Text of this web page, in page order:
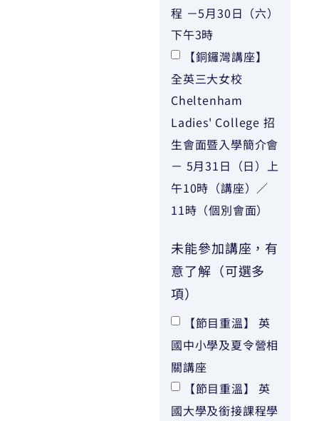
程 －5月30日（六）
下午3時
【銅鑼灣講座】
全英三大女校
Cheltenham
Ladies' College 招
生會面暨入學簡介會
－ 5月31日（日）上
午10時（講座）／
11時（個別會面）
未能參加講座，有
意了解（可選多
項）
【節目重溫】 英
國中小學及夏令營相
關講座
【節目重溫】 英
國大學及銜接課程學